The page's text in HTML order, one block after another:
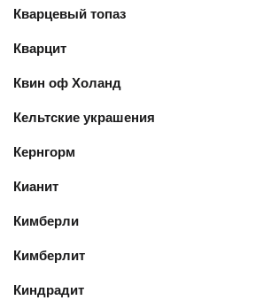
Кварцевый топаз
Кварцит
Квин оф Холанд
Кельтские украшения
Кернгорм
Кианит
Кимберли
Кимберлит
Киндрадит